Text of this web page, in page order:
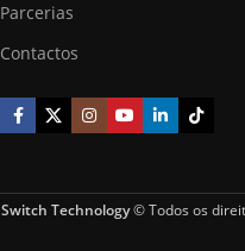
Parcerias
Contactos
Switch Technology© Todos os